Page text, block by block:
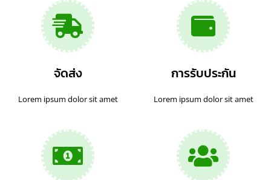
จัดส่ง
Lorem ipsum dolor sit amet
การรับประกัน
Lorem ipsum dolor sit amet